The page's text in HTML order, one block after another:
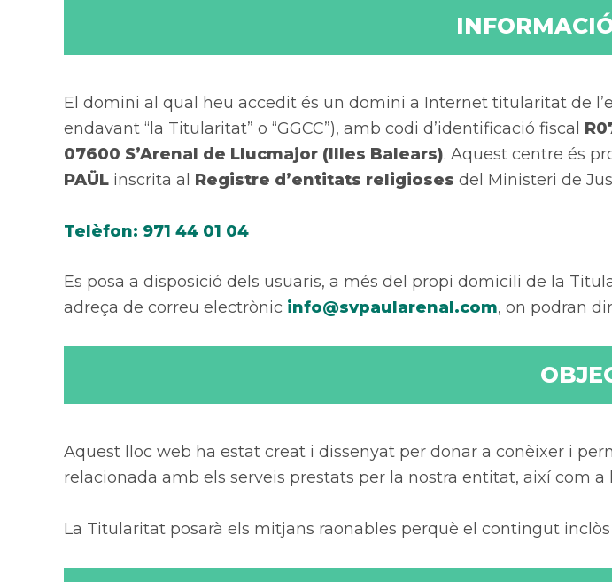
El domini al qual heu accedit és un domini a Internet titularitat de
endavant “la Titularitat” o “GGCC”), amb codi d’identificació fiscal
07600 S’Arenal de Llucmajor (Illes Balears). Aquest centre és
PAÜL inscrita al Registre d’entitats religioses del Ministeri de
Telèfon: 971 44 01 04
Es posa a disposició dels usuaris, a més del propi domicili de la
adreça de correu electrònic info@svpaularenal.com, on podran
Aquest lloc web ha estat creat i dissenyat per donar a conèixer i
relacionada amb els serveis prestats per la nostra entitat, així com
La Titularitat posarà els mitjans raonables perquè el contingut